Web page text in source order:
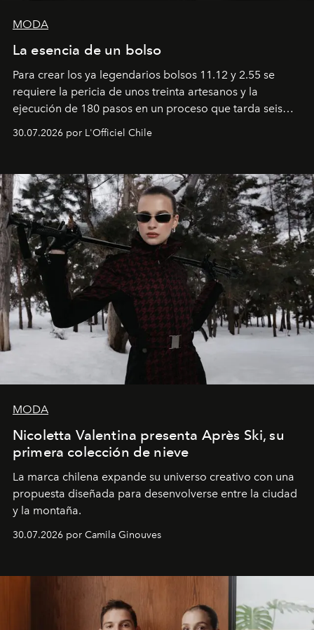
MODA
La esencia de un bolso
Para crear los ya legendarios bolsos 11.12 y 2.55 se
requiere la pericia de unos treinta artesanos y la
ejecución de 180 pasos en un proceso que tarda seis
semanas. Los expertos ponen en práctica una técnica
que se enseña solamente en la escuela de formación de
30.07.2026 por L'Officiel Chile
MODA
Nicoletta Valentina presenta Après Ski, su
primera colección de nieve
La marca chilena expande su universo creativo con una
propuesta diseñada para desenvolverse entre la ciudad
y la montaña.
30.07.2026 por Camila Ginouves